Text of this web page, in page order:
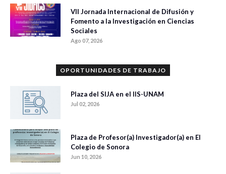
VII Jornada Internacional de Difusión y
Fomento a la Investigación en Ciencias
Sociales
Ago 07, 2026
OPORTUNIDADES DE TRABAJO
Plaza del SIJA en el IIS-UNAM
Jul 02, 2026
Plaza de Profesor(a) Investigador(a) en El
Colegio de Sonora
Jun 10, 2026